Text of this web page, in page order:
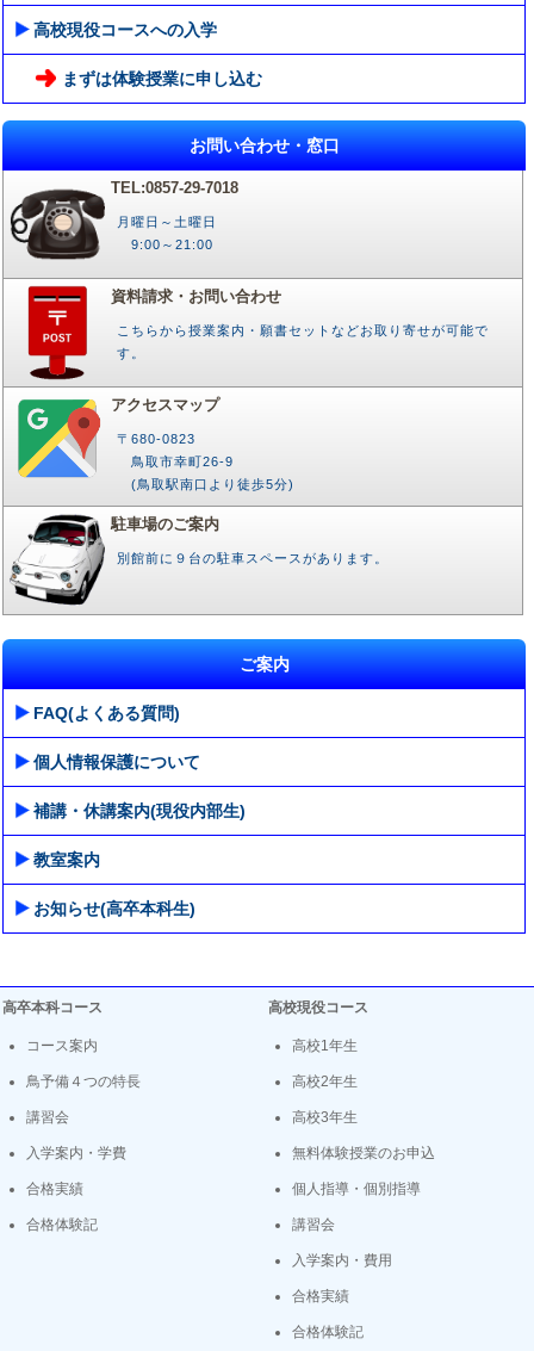
高校現役コースへの入学
まずは体験授業に申し込む
お問い合わせ・窓口
TEL:0857-29-7018
月曜日～土曜日
9:00～21:00
資料請求・お問い合わせ
こちらから授業案内・願書セットなどお取り寄せが可能で
す。
アクセスマップ
〒680-0823
鳥取市幸町26-9
(鳥取駅南口より徒歩5分)
駐車場のご案内
別館前に９台の駐車スペースがあります。
ご案内
FAQ(よくある質問)
個人情報保護について
補講・休講案内(現役内部生)
教室案内
お知らせ(高卒本科生)
高卒本科コース 高校現役コース
コース案内
鳥予備４つの特長
講習会
入学案内・学費
合格実績
合格体験記
高校1年生
高校2年生
高校3年生
無料体験授業のお申込
個人指導・個別指導
講習会
入学案内・費用
合格実績
合格体験記